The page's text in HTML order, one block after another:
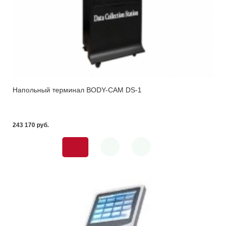
Напольный терминал BODY-CAM DS-1
243 170 pуб.